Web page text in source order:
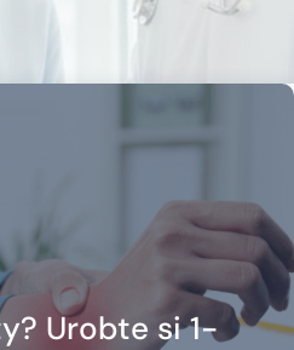
Urobte si 1-